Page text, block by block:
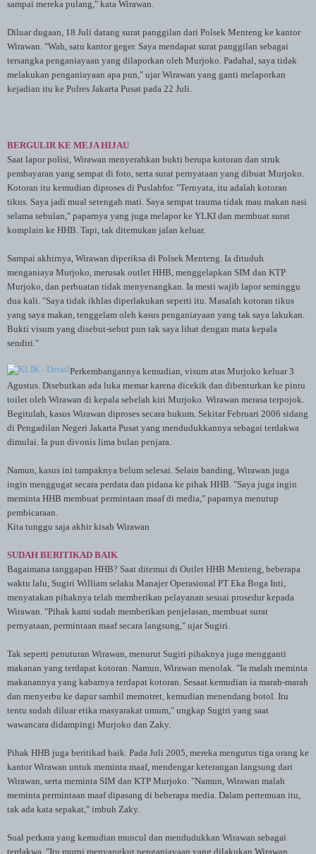
sampai mereka pulang," kata Wirawan.
Diluar dugaan, 18 Juli datang surat panggilan dari Polsek Menteng ke kantor
Wirawan. "Wah, satu kantor geger. Saya mendapat surat panggilan sebagai
tersangka penganiayaan yang dilaporkan oleh Murjoko. Padahal, saya tidak
melakukan penganiayaan apa pun," ujar Wirawan yang ganti melaporkan
kejadian itu ke Polres Jakarta Pusat pada 22 Juli.
BERGULIR KE MEJA HIJAU
Saat lapor polisi, Wirawan menyerahkan bukti berupa kotoran dan struk
pembayaran yang sempat di foto, serta surat pernyataan yang dibuat Murjoko.
Kotoran itu kemudian diproses di Puslabfor. "Ternyata, itu adalah kotoran
tikus. Saya jadi mual setengah mati. Saya sempat trauma tidak mau makan nasi
selama sebulan," paparnya yang juga melapor ke YLKI dan membuat surat
komplain ke HHB. Tapi, tak ditemukan jalan keluar.
Sampai akhirnya, Wirawan diperiksa di Polsek Menteng. Ia dituduh
menganiaya Murjoko, merusak outlet HHB, menggelapkan SIM dan KTP
Murjoko, dan perbuatan tidak menyenangkan. Ia mesti wajib lapor seminggu
dua kali. "Saya tidak ikhlas diperlakukan seperti itu. Masalah kotoran tikus
yang saya makan, tenggelam oleh kasus penganiayaan yang tak saya lakukan.
Bukti visum yang disebut-sebut pun tak saya lihat dengan mata kepala
sendiri."
Perkembangannya kemudian, visum atas Murjoko keluar 3
Agustus. Disebutkan ada luka memar karena dicekik dan dibenturkan ke pintu
toilet oleh Wirawan di kepala sebelah kiri Murjoko. Wirawan merasa terpojok.
Begitulah, kasus Wirawan diproses secara hukum. Sekitar Februari 2006 sidang
di Pengadilan Negeri Jakarta Pusat yang mendudukkannya sebagai terdakwa
dimulai. Ia pun divonis lima bulan penjara.
Namun, kasus ini tampaknya belum selesai. Selain banding, Wirawan juga
ingin menggugat secara perdata dan pidana ke pihak HHB. "Saya juga ingin
meminta HHB membuat permintaan maaf di media," paparnya menutup
pembicaraan.
Kita tunggu saja akhir kisah Wirawan
SUDAH BERITIKAD BAIK
Bagaimana tanggapan HHB? Saat ditemui di Outlet HHB Menteng, beberapa
waktu lalu, Sugiri William selaku Manajer Operasional PT Eka Boga Inti,
menyatakan pihaknya telah memberikan pelayanan sesuai prosedur kepada
Wirawan. "Pihak kami sudah memberikan penjelasan, membuat surat
pernyataan, permintaan maaf secara langsung," ujar Sugiri.
Tak seperti penuturan Wirawan, menurut Sugiri pihaknya juga mengganti
makanan yang terdapat kotoran. Namun, Wirawan menolak. "Ia malah meminta
makanannya yang kabarnya terdapat kotoran. Sesaat kemudian ia marah-marah
dan menyerbu ke dapur sambil memotret, kemudian menendang botol. Itu
tentu sudah diluar etika masyarakat umum," ungkap Sugiri yang saat
wawancara didampingi Murjoko dan Zaky.
Pihak HHB juga beritikad baik. Pada Juli 2005, mereka mengutus tiga orang ke
kantor Wirawan untuk meminta maaf, mendengar keterangan langsung dari
Wirawan, serta meminta SIM dan KTP Murjoko. "Namun, Wirawan malah
meminta permintaan maaf dipasang di beberapa media. Dalam pertemuan itu,
tak ada kata sepakat," imbuh Zaky.
Soal perkara yang kemudian muncul dan mendudukkan Wirawan sebagai
terdakwa, "Itu murni menyangkut penganiayaan yang dilakukan Wirawan